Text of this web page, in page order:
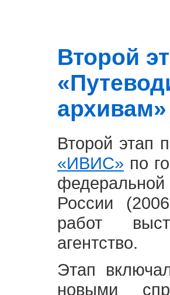
Второй
архивам»
Второй этап
«ИВИС» по
России
работ
агентство.
Этап
новыми